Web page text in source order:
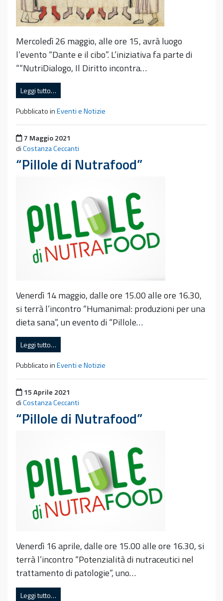
Mercoledì 26 maggio, alle ore 15, avrà luogo
l’evento “Dante e il cibo”. L’iniziativa fa parte di
““NutriDialogo, Il Diritto incontra…
Leggi tutto…
Pubblicato inEventi e Notizie
Pubblicato il
7 Maggio 2021
diCostanza Ceccanti
“Pillole di Nutrafood”
Venerdì 14 maggio, dalle ore 15.00 alle ore 16.30,
si terrà l’incontro “Humanimal: produzioni per una
dieta sana”, un evento di “Pillole…
Leggi tutto…
Pubblicato inEventi e Notizie
Pubblicato il
15 Aprile 2021
diCostanza Ceccanti
“Pillole di Nutrafood”
Venerdì 16 aprile, dalle ore 15.00 alle ore 16.30, si
terrà l’incontro “Potenzialità di nutraceutici nel
trattamento di patologie”, uno…
Leggi tutto…